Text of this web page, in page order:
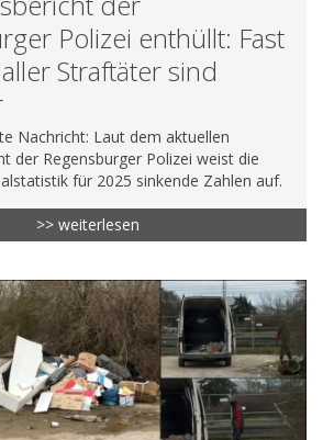
Polizei enthüllt: Fast
Straftäter sind
Nachricht: Laut dem aktuellen
der Regensburger Polizei weist die
für 2025 sinkende Zahlen auf.
>> weiterlesen